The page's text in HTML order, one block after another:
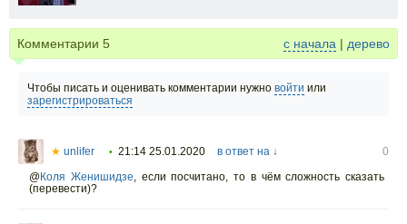
Комментарии 5 с начала | дерево
Чтобы писать и оценивать комментарии нужно войти или
зарегистрироваться
★ unlifer • 21:14 25.01.2020 в ответ на ↓
0
@Коля Женишидзе
если посчитано, то в чём сложность сказать
(перевести)?